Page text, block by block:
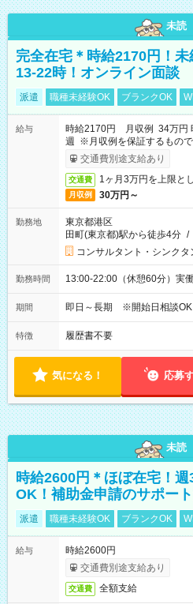
未読
完全在宅＊時給2170円！
13-22時！オンライン面談
派遣 職種未経験OK ブランクOK
給与
時給2170円 月収例 34万円
週 ※月収例を保証するもの
ービス利用可（利用条件有）
交通費別途支給あり
交通費 1ヶ月3万円を上限と
月収例 30万円～
勤務地
東京都港区
田町(東京都)駅から徒歩4分 /
コンサルタント・シンクタ
勤務時間 13:00-22:00（休憩60分）実
期間 即日～長期 ※開始日相談OK
特徴 履歴書不要
気になる！ 応募
未読
時給2600円＊ほぼ在宅！
OK！補助金申請のサポー
派遣 職種未経験OK ブランクOK
給与
時給2600円
交通費別途支給あり
交通費 全額支給